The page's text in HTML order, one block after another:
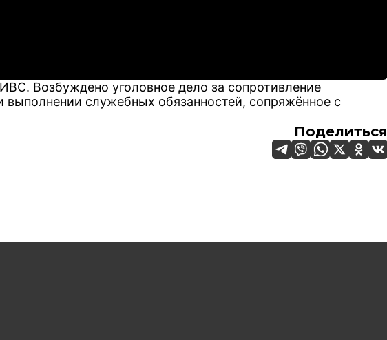
Возбуждено уголовное дело за сопротивление
выполнении служебных обязанностей, сопряжённое с
Поделиться